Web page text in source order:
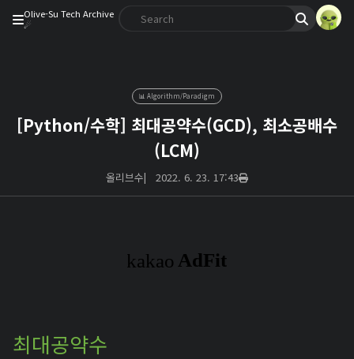
Olive-Su Tech Archive
☄︎
📊 Algorithm/Paradigm
[Python/수학] 최대공약수(GCD), 최소공배수
(LCM)
올리브수| 2022. 6. 23. 17:43
최대공약수